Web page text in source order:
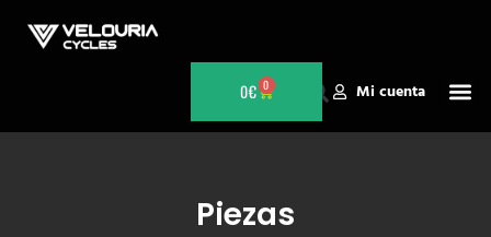
Mi cuenta
0€ 0
Piezas